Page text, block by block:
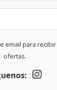
email para
ofertas.